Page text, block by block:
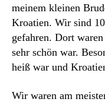
meinem kleinen
Kroatien. Wir sind
gefahren. Dort
sehr schön war.
heiß war und
Wir waren am